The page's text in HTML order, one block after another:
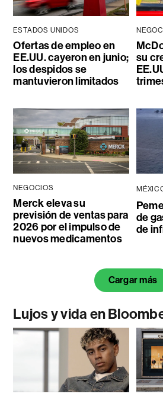
ESTADOS UNIDOS
Ofertas de empleo en
EE.UU. cayeron en junio;
los despidos se
mantuvieron limitados
su
NEGOCIOS
Merck eleva su
previsión de ventas para
2026 por el impulso de
nuevos medicamentos
de
de
Cargar más
Lujos y vida en